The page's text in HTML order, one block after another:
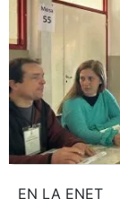
EN LA ENET